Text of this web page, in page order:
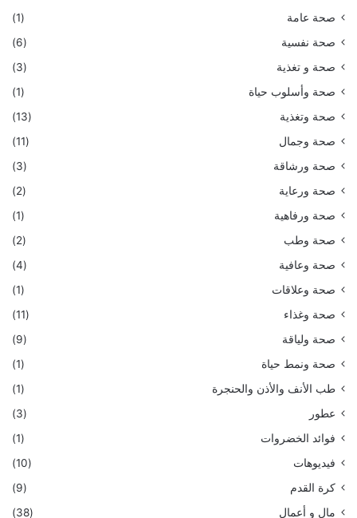
صحة عامة
(1)
صحة نفسية
(6)
صحة و تغذية
(3)
صحة وأسلوب حياة
(1)
صحة وتغذية
(13)
صحة وجمال
(11)
صحة ورشاقة
(3)
صحة ورعاية
(2)
صحة ورفاهية
(1)
صحة وطب
(2)
صحة وعافية
(4)
صحة وعلاقات
(1)
صحة وغذاء
(11)
صحة ولياقة
(9)
صحة ونمط حياة
(1)
طب الأنف والأذن والحنجرة
(1)
عطور
(3)
فوائد الخضروات
(1)
فيديوهات
(10)
كرة القدم
(9)
مال و أعمال
(38)